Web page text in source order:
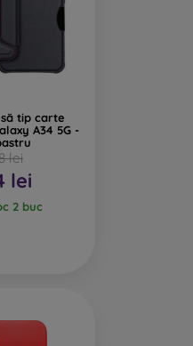
tip carte
A34 5G -
lei
lei
2 buc